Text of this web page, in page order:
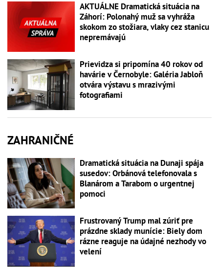
AKTUÁLNE Dramatická situácia na
Záhorí: Polonahý muž sa vyhráža
skokom zo stožiara, vlaky cez stanicu
nepremávajú
Prievidza si pripomína 40 rokov od
havárie v Černobyle: Galéria Jabloň
otvára výstavu s mrazivými
fotografiami
ZAHRANIČNÉ
Dramatická situácia na Dunaji spája
susedov: Orbánová telefonovala s
Blanárom a Tarabom o urgentnej
pomoci
Frustrovaný Trump mal zúriť pre
prázdne sklady munície: Biely dom
rázne reaguje na údajné nezhody vo
velení